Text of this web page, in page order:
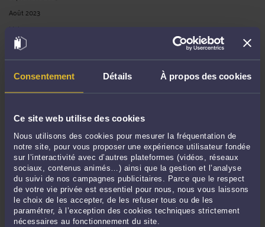
Consentement Détails À propos des cookies
Ce site web utilise des cookies
Nous utilisons des cookies pour mesurer la fréquentation de
notre site, pour vous proposer une expérience utilisateur fondée
sur l’interactivité avec d’autres plateformes (vidéos, réseaux
sociaux, contenus animés…) ainsi que la gestion et l’analyse
du suivi de nos campagnes publicitaires. Parce que le respect
de votre vie privée est essentiel pour nous, nous vous laissons
le choix de les accepter, de les refuser tous ou de les
paramétrer, à l’exception des cookies techniques strictement
nécessaires au fonctionnement du site.
Août 2023
Mai 2023
Mars 2023
Janvier 2023
Octobre 2022
Août 2022
Avril 2022
Février 2022
Janvier 2022
Novembre 2021
Septembre 2021
Juillet 2021
Mai 2021